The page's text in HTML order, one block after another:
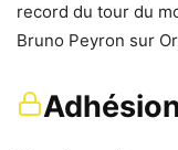
record du tour du
Bruno Peyron sur